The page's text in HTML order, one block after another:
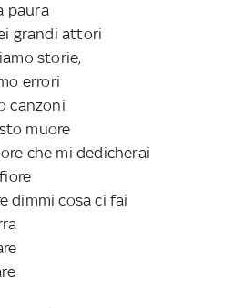
paura
grandi attori
storie,
errori
canzoni
muore
che mi dedicherai
dimmi cosa ci fai